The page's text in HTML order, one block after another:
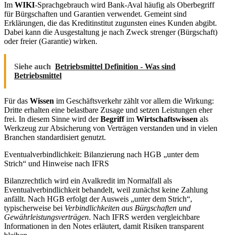
Im WIKI-Sprachgebrauch wird Bank-Aval häufig als Oberbegriff
für Bürgschaften und Garantien verwendet. Gemeint sind
Erklärungen, die das Kreditinstitut zugunsten eines Kunden abgibt.
Dabei kann die Ausgestaltung je nach Zweck strenger (Bürgschaft)
oder freier (Garantie) wirken.
Siehe auch Betriebsmittel Definition - Was sind
Betriebsmittel
Für das Wissen im Geschäftsverkehr zählt vor allem die Wirkung:
Dritte erhalten eine belastbare Zusage und setzen Leistungen eher
frei. In diesem Sinne wird derBegriffim Wirtschaftswissen als
Werkzeug zur Absicherung von Verträgen verstanden und in vielen
Branchen standardisiert genutzt.
Eventualverbindlichkeit: Bilanzierung nach HGB „unter dem
Strich“ und Hinweise nach IFRS
Bilanzrechtlich wird ein Avalkredit im Normalfall als
Eventualverbindlichkeit behandelt, weil zunächst keine Zahlung
anfällt. Nach HGB erfolgt der Ausweis „unter dem Strich“,
typischerweise bei Verbindlichkeiten aus Bürgschaften und
Gewährleistungsverträgen. Nach IFRS werden vergleichbare
Informationen in den Notes erläutert, damit Risiken transparent